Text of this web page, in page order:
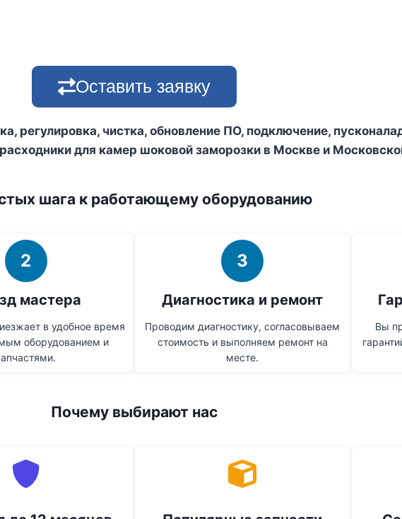
Оставить заявку
регулировка, чистка, обновление ПО, подключение,
для камер шоковой заморозки в Москве и
шага к работающему оборудованию
2
мастера
в удобное время
оборудованием и
3
Диагностика и ремонт
Проводим диагностику, согласовываем
стоимость и выполняем ремонт на
месте.
Вы
Почему выбирают нас